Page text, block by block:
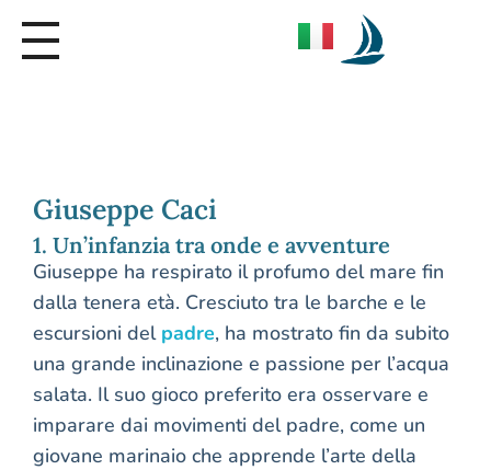
Giuseppe Caci
1. Un’infanzia tra onde e avventure
Giuseppe ha respirato il profumo del mare fin
dalla tenera età. Cresciuto tra le barche e le
escursioni del padre, ha mostrato fin da subito
una grande inclinazione e passione per l’acqua
salata. Il suo gioco preferito era osservare e
imparare dai movimenti del padre, come un
giovane marinaio che apprende l’arte della